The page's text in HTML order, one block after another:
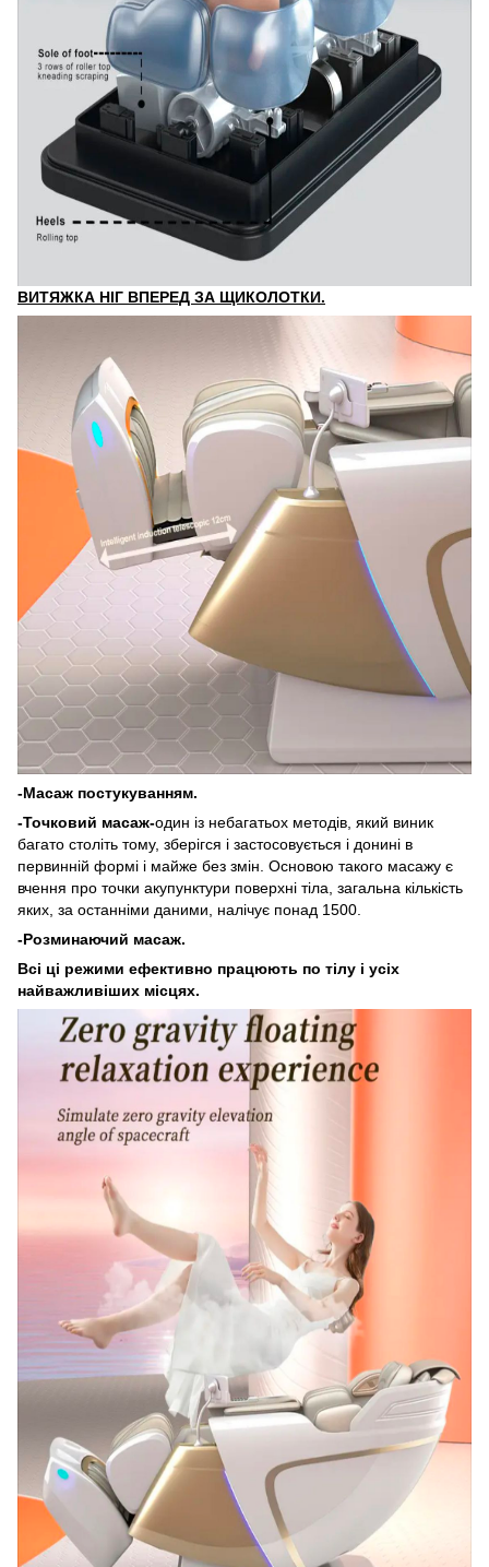
ВИТЯЖКА НІГ ВПЕРЕД ЗА ЩИКОЛОТКИ.
-Масаж постукуванням.
-Точковий масаж-один із небагатьох методів, який виник
багато століть тому, зберігся і застосовується і донині в
первинній формі і майже без змін. Основою такого масажу є
вчення про точки акупунктури поверхні тіла, загальна кількість
яких, за останніми даними, налічує понад 1500.
-Розминаючий масаж.
Всі ці режими ефективно працюють по тілу і усіх
найважливіших місцях.